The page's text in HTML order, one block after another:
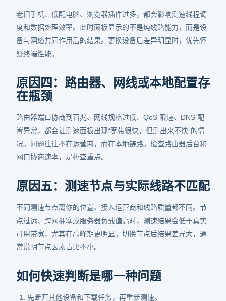
老旧手机、低配电脑、浏览器插件过多，都会影响测速线程调
度和数据处理效率。此时面板显示的不是纯线路能力，而是设
备与网络共同作用后的结果。更换设备后差异明显时，优先怀
疑终端性能。
原因四：路由器、网线或本地配置存
在瓶颈
路由器端口协商到百兆、网线规格过低、QoS 限速、DNS 配
置异常，都会让测速面板出现“宽带很快，但测出来不快”的情
况。问题往往不在运营商，而在本地链路。检查路由器后台和
网口协商速率，是排查重点。
原因五：测速节点与实际线路不匹配
不同测速节点离你的位置、接入运营商和线路质量都不同。节
点过远、跨网拥塞或服务器负载偏高时，测速结果会低于真实
可用带宽，尤其在高峰期更明显。切换节点后结果差异大，通
常说明节点因素占比不小。
如何快速判断是哪一种问题
先断开其他设备和下载任务，再重新测速。